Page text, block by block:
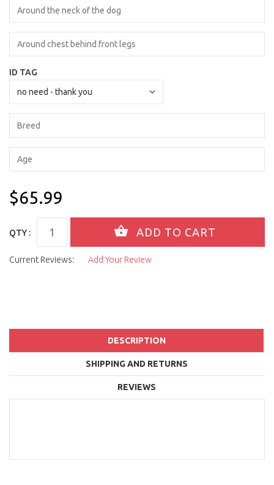
ID TAG
$65.99
QTY :
Current Reviews: Add Your Review
DESCRIPTION
SHIPPING AND RETURNS
REVIEWS